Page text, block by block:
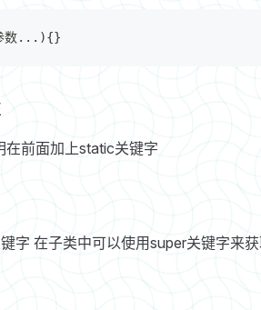
数...){}
在前面加上static关键字
字 在子类中可以使用super关键字来